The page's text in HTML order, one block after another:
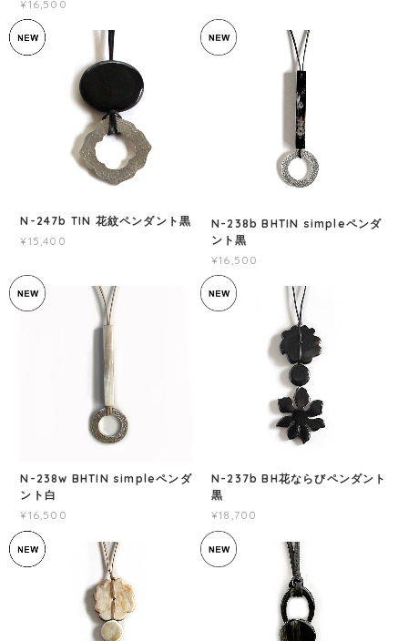
¥16,500
N-247b TIN 花紋ペンダント黒
¥15,400
N-238b BHTIN simpleペンダ
ント黒
¥16,500
N-238w BHTIN simpleペンダ
ント白
¥16,500
N-237b BH花ならびペンダント
黒
¥18,700